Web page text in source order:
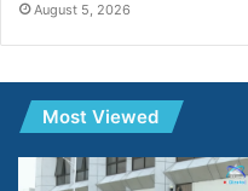
August 5, 2026
Most Viewed